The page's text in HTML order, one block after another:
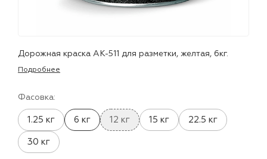
Дорожная краска АК-511 для разметки, желтая, 6кг.
Подробнее
Фасовка:
1.25 кг 6 кг 12 кг 15 кг
22.5 кг
30 кг